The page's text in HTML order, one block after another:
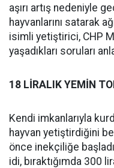
aşırı artış nedeniyle
hayvanlarını satarak
isimli yetiştirici, CHP
yaşadıkları soruları
18 LİRALIK YEMİN
Kendi imkanlarıyla
hayvan yetiştirdiğini
önce inekçiliğe
idi, bıraktığımda 300